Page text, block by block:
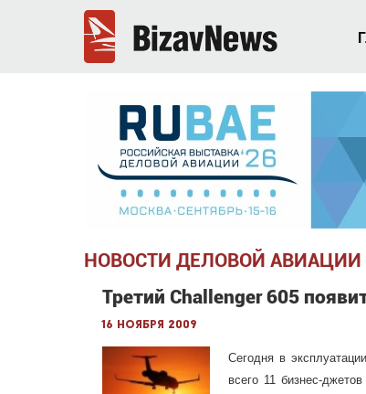
НОВОСТИ ДЕЛОВОЙ АВИАЦИИ
Третий Challenger 605
16 ноября 2009
Сегодня в
всего 11 бизнес-